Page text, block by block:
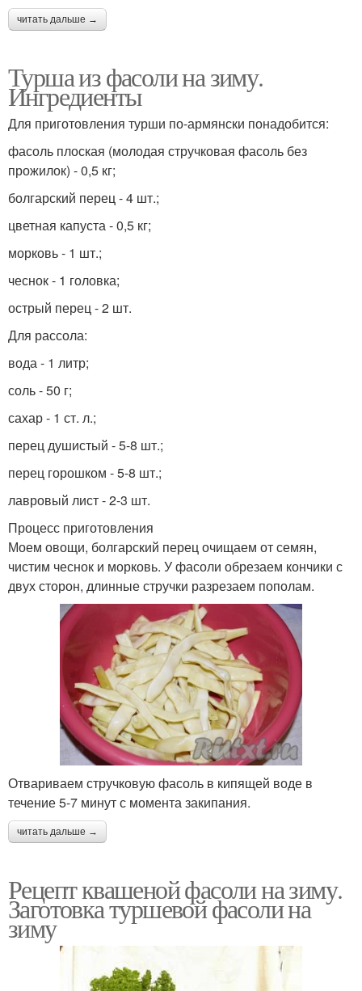
читать дальше →
Турша из фасоли на зиму.
Ингредиенты
Для приготовления турши по-армянски понадобится:
фасоль плоская (молодая стручковая фасоль без
прожилок) - 0,5 кг;
болгарский перец - 4 шт.;
цветная капуста - 0,5 кг;
морковь - 1 шт.;
чеснок - 1 головка;
острый перец - 2 шт.
Для рассола:
вода - 1 литр;
соль - 50 г;
сахар - 1 ст. л.;
перец душистый - 5-8 шт.;
перец горошком - 5-8 шт.;
лавровый лист - 2-3 шт.
Процесс приготовления
Моем овощи, болгарский перец очищаем от семян,
чистим чеснок и морковь. У фасоли обрезаем кончики с
двух сторон, длинные стручки разрезаем пополам.
Отвариваем стручковую фасоль в кипящей воде в
течение 5-7 минут с момента закипания.
читать дальше →
Рецепт квашеной фасоли на зиму.
Заготовка туршевой фасоли на
зиму